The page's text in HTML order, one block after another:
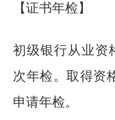
【证书年检】
初级银行从业资
次年检。取得资
申请年检。